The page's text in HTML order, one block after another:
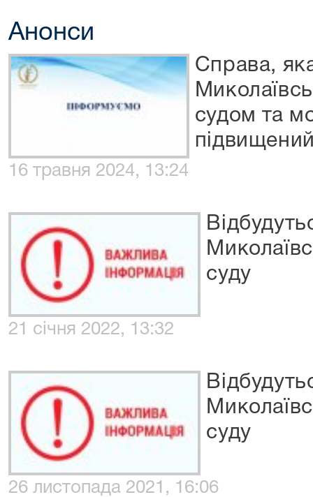
Анонси
Справа,
судом та
16 травня 2024, 13:24
суду
21 січня 2022, 13:32
суду
26 листопада 2021, 16:06